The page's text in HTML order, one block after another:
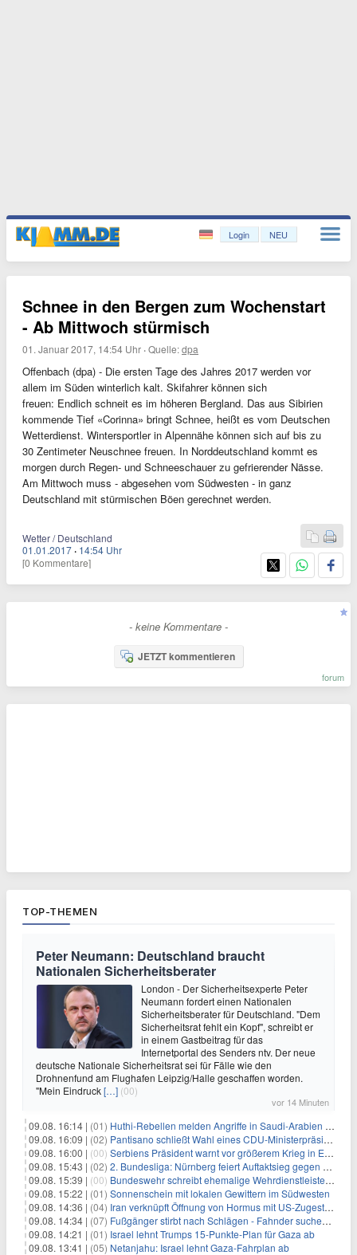
Login NEU
Schnee in den Bergen zum Wochenstart
- Ab Mittwoch stürmisch
01. Januar 2017, 14:54 Uhr ·Quelle:dpa
Offenbach (dpa) - Die ersten Tage des Jahres 2017 werden vor
allem im Süden winterlich kalt. Skifahrer können sich
freuen: Endlich schneit es im höheren Bergland. Das aus Sibirien
kommende Tief «Corinna» bringt Schnee, heißt es vom Deutschen
Wetterdienst. Wintersportler in Alpennähe können sich auf bis zu
30 Zentimeter Neuschnee freuen. In Norddeutschland kommt es
morgen durch Regen- und Schneeschauer zu gefrierender Nässe.
Am Mittwoch muss - abgesehen vom Südwesten - in ganz
Deutschland mit stürmischen Böen gerechnet werden.
Wetter / Deutschland
01.01.2017 · 14:54 Uhr
[0 Kommentare]
- keine Kommentare -
JETZT kommentieren
forum
TOP-THEMEN
Peter Neumann: Deutschland braucht
Nationalen Sicherheitsberater
London - Der Sicherheitsexperte Peter
Neumann fordert einen Nationalen
Sicherheitsberater für Deutschland. "Dem
Sicherheitsrat fehlt ein Kopf", schreibt er
in einem Gastbeitrag für das
Internetportal des Senders ntv. Der neue
deutsche Nationale Sicherheitsrat sei für Fälle wie den
Drohnenfund am Flughafen Leipzig/Halle geschaffen worden.
"Mein Eindruck[…] (00)
vor 14 Minuten
09.08. 16:14 | (01) Huthi-Rebellen melden Angriffe in Saudi-Arabien und im Jemen
09.08. 16:09 | (02) Pantisano schließt Wahl eines CDU-Ministerpräsident nicht aus
09.08. 16:00 | (00) Serbiens Präsident warnt vor größerem Krieg in Europa
09.08. 15:43 | (02) 2. Bundesliga: Nürnberg feiert Auftaktsieg gegen Dresden
09.08. 15:39 | (00) Bundeswehr schreibt ehemalige Wehrdienstleistende an
09.08. 15:22 | (01) Sonnenschein mit lokalen Gewittern im Südwesten
09.08. 14:36 | (04) Iran verknüpft Öffnung von Hormus mit US-Zugeständnissen
09.08. 14:34 | (07) Fußgänger stirbt nach Schlägen - Fahnder suchen Autofahrer
09.08. 14:21 | (01) Israel lehnt Trumps 15-Punkte-Plan für Gaza ab
09.08. 13:41 | (05) Netanjahu: Israel lehnt Gaza-Fahrplan ab